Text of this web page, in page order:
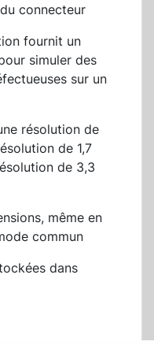
connecteur
fournit un
simuler des
sur un
résolution de
de 1,7
de 3,3
même en
commun
dans